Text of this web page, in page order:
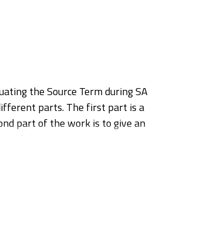
the Source Term during SA
parts. The first part is a
part of the work is to give an
of the thesis concerns SA